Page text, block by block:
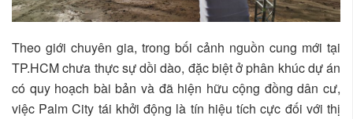
Theo giới chuyên gia, trong bối cảnh nguồn cung mới tại
TP.HCM chưa thực sự dồi dào, đặc biệt ở phân khúc dự án
có quy hoạch bài bản và đã hiện hữu cộng đồng dân cư,
việc Palm City tái khởi động là tín hiệu tích cực đối với thị